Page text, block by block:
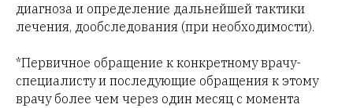
диагноза и определение дальнейшей тактики
лечения, дообследования (при необходимости).
*Первичное обращение к конкретному врачу-
специалисту и последующие обращения к этому
врачу более чем через один месяц с момента